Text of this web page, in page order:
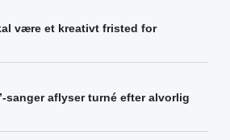
være et kreativt fristed for
sanger aflyser turné efter alvorlig